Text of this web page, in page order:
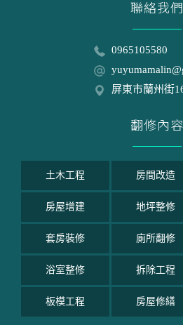
聯絡我們
0965105580
屏東市蘭州街
翻修內容
土木工程 房間改造
房屋增建 地坪整修
套房裝修 廁所翻修
浴室整修 拆除工程
板模工程 房屋修繕